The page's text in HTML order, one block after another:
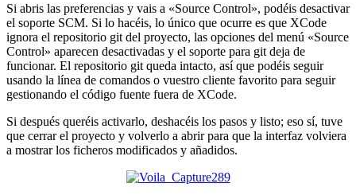
Si abris las preferencias y vais a «Source Control», podéis desactivar
el soporte SCM. Si lo hacéis, lo único que ocurre es que XCode
ignora el repositorio git del proyecto, las opciones del menú «Source
Control» aparecen desactivadas y el soporte para git deja de
funcionar. El repositorio git queda intacto, así que podéis seguir
usando la línea de comandos o vuestro cliente favorito para seguir
gestionando el código fuente fuera de XCode.
Si después queréis activarlo, deshacéis los pasos y listo; eso sí, tuve
que cerrar el proyecto y volverlo a abrir para que la interfaz volviera
a mostrar los ficheros modificados y añadidos.